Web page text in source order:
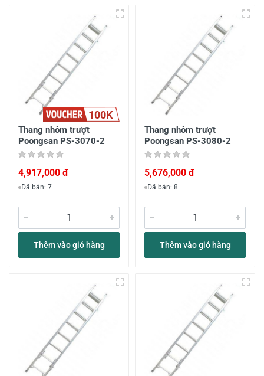
100K
Thang nhôm trượt
Poongsan PS-3070-2
4,917,000 đ
Đã bán: 7
Thêm vào giỏ hàng
Thang nhôm trượt
Poongsan PS-3080-2
5,676,000 đ
Đã bán: 8
Thêm vào giỏ hàng